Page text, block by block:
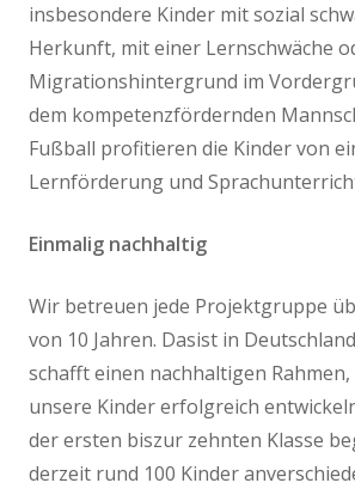
insbesondere Kinder mit sozial
Herkunft, mit einer Lernschwäche
Migrationshintergrund im
dem kompetenzfördernden
Fußball profitieren die Kinder von
Lernförderung und
Einmalig nachhaltig
Wir betreuen jede Projektgruppe
von 10 Jahren. Dasist in
schafft einen nachhaltigen Rahmen,
unsere Kinder erfolgreich
der ersten biszur zehnten Klasse
derzeit rund 100 Kinder